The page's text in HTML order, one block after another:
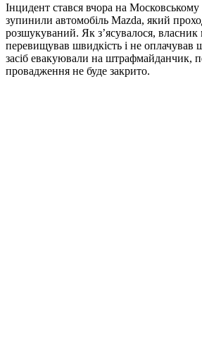
Інцидент стався вчора на
зупинили автомобіль Mazda, який
розшукуваний. Як з’ясувалося,
перевищував швидкість і не
засіб евакуювали на штрафмайданчик,
провадження не буде закрито.